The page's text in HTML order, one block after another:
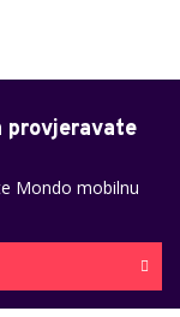
provjeravate
Mondo mobilnu